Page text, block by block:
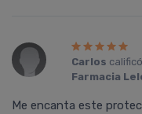
Carlos
Farmacia
Me encanta este